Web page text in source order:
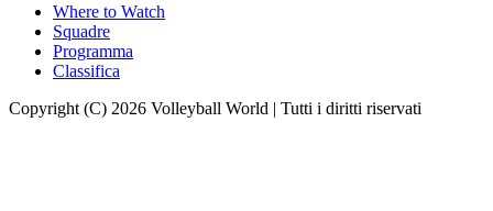
Where to Watch
Squadre
Programma
Classifica
Copyright (C) 2026 Volleyball World | Tutti i diritti riservati